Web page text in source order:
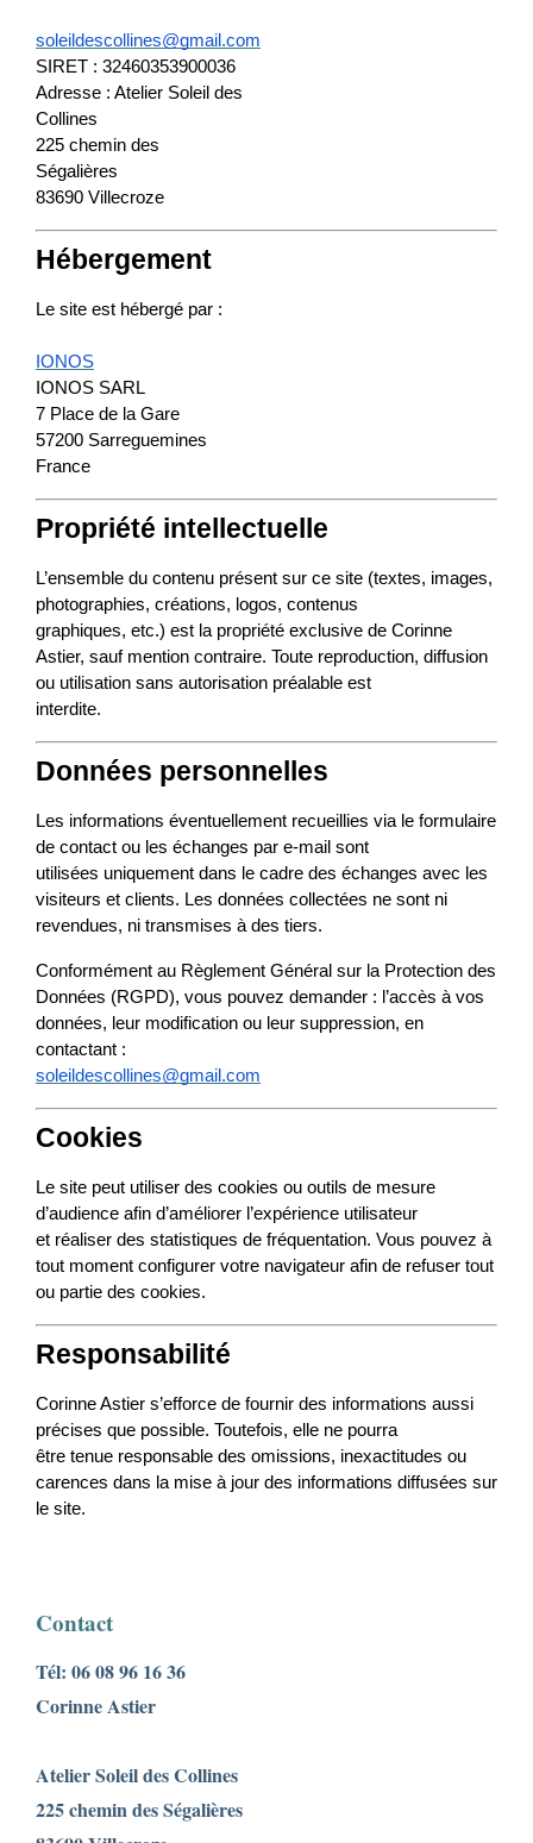
soleildescollines@gmail.com
SIRET : 32460353900036
Adresse : Atelier Soleil des
Collines
225 chemin des
Ségalières
83690 Villecroze
Hébergement
Le site est hébergé par :
IONOS
IONOS SARL
7 Place de la Gare
57200 Sarreguemines
France
Propriété intellectuelle
L’ensemble du contenu présent sur ce site (textes, images,
photographies, créations, logos, contenus
graphiques, etc.) est la propriété exclusive de Corinne
Astier, sauf mention contraire. Toute reproduction, diffusion
ou utilisation sans autorisation préalable est
interdite.
Données personnelles
Les informations éventuellement recueillies via le formulaire
de contact ou les échanges par e-mail sont
utilisées uniquement dans le cadre des échanges avec les
visiteurs et clients. Les données collectées ne sont ni
revendues, ni transmises à des tiers.
Conformément au Règlement Général sur la Protection des
Données (RGPD), vous pouvez demander : l’accès à vos
données, leur modification ou leur suppression, en
contactant :
soleildescollines@gmail.com
Cookies
Le site peut utiliser des cookies ou outils de mesure
d’audience afin d’améliorer l’expérience utilisateur
et réaliser des statistiques de fréquentation. Vous pouvez à
tout moment configurer votre navigateur afin de refuser tout
ou partie des cookies.
Responsabilité
Corinne Astier s’efforce de fournir des informations aussi
précises que possible. Toutefois, elle ne pourra
être tenue responsable des omissions, inexactitudes ou
carences dans la mise à jour des informations diffusées sur
le site.
Contact
Tél: 06 08 96 16 36
Corinne Astier
Atelier Soleil des Collines
225 chemin des Ségalières